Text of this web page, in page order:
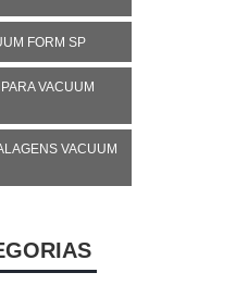
FORM SP
VACUUM
VACUUM